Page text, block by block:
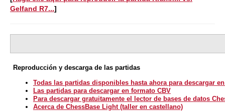
Gelfand R7...]
Reproducción y descarga de las partidas
Todas las partidas disponibles hasta ahora para descargar
Las partidas para descargar en formato CBV
Para descargar gratuitamente el lector de bases de datos
Acerca de ChessBase Light (taller en castellano)